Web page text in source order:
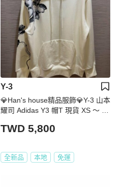
Y-3
💎Han's house精品服飾💎Y-3 山本
耀司 Adidas Y3 帽T 現貨 XS ～ X
TWD 5,800
全新品 本地 免運